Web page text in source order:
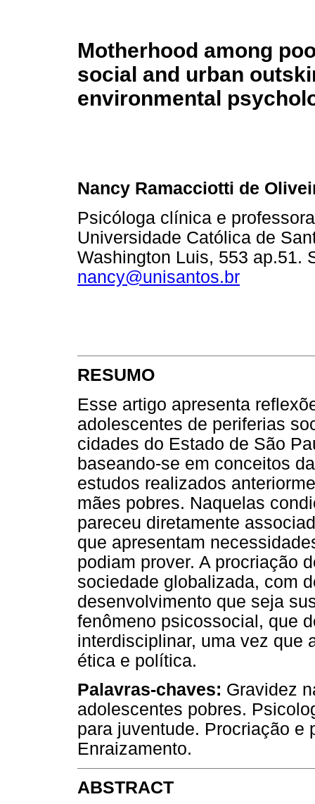
Motherhood among
social and urban
environmental
Nancy Ramacciotti de
Psicóloga clínica e
Universidade Católica de
Washington Luis, 553 ap.51.
nancy@unisantos.br
RESUMO
Esse artigo apresenta
adolescentes de periferias
cidades do Estado de São
baseando-se em conceitos
estudos realizados
mães pobres. Naquelas
pareceu diretamente
que apresentam
podiam prover. A procriação
sociedade globalizada, com
desenvolvimento que seja
fenômeno psicossocial, que
interdisciplinar, uma vez que
ética e política.
Palavras-chaves: Gravidez
adolescentes pobres.
para juventude. Procriação e
Enraizamento.
ABSTRACT